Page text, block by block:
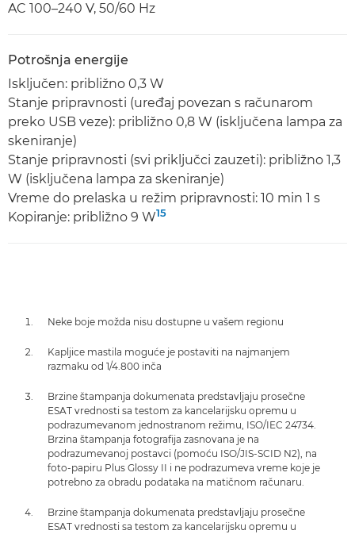
AC 100–240 V, 50/60 Hz
Potrošnja energije
Isključen: približno 0,3 W
Stanje pripravnosti (uređaj povezan s računarom
preko USB veze): približno 0,8 W (isključena lampa za
skeniranje)
Stanje pripravnosti (svi priključci zauzeti): približno 1,3
W (isključena lampa za skeniranje)
Vreme do prelaska u režim pripravnosti: 10 min 1 s
Kopiranje: približno 9 W15
Neke boje možda nisu dostupne u vašem regionu
Kapljice mastila moguće je postaviti na najmanjem
razmaku od 1/4.800 inča
Brzine štampanja dokumenata predstavljaju prosečne
ESAT vrednosti sa testom za kancelarijsku opremu u
podrazumevanom jednostranom režimu, ISO/IEC 24734.
Brzina štampanja fotografija zasnovana je na
podrazumevanoj postavci (pomoću ISO/JIS-SCID N2), na
foto-papiru Plus Glossy II i ne podrazumeva vreme koje je
potrebno za obradu podataka na matičnom računaru.
Brzine štampanja dokumenata predstavljaju prosečne
ESAT vrednosti sa testom za kancelarijsku opremu u